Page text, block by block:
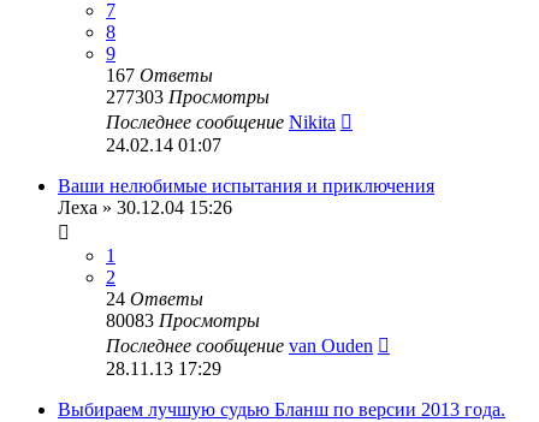
7
8
9
167 Ответы
277303 Просмотры
Последнее сообщение Nikita
24.02.14 01:07
Ваши нелюбимые испытания и приключения
Леха » 30.12.04 15:26
1
2
24 Ответы
80083 Просмотры
Последнее сообщение van Ouden
28.11.13 17:29
Выбираем лучшую судью Бланш по версии 2013 года.